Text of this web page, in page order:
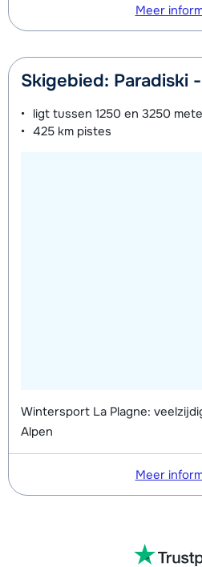
Meer
Skigebied: Paradiski
ligt tussen 1250 en 3250
425 km pistes
Wintersport La Plagne:
Alpen
Meer